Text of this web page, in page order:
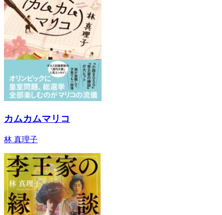
カムカムマリコ
林 真理子